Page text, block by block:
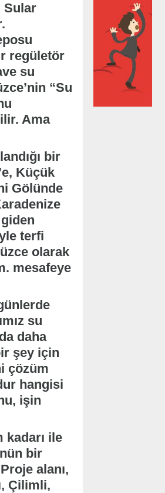
Sular
regületör
su
“Su
Ama
bir
Küçük
Gölünde
terfi
olarak
mesafeye
su
daha
şey için
çözüm
hangisi
işin
ile
bir
alanı,
Çilimli,